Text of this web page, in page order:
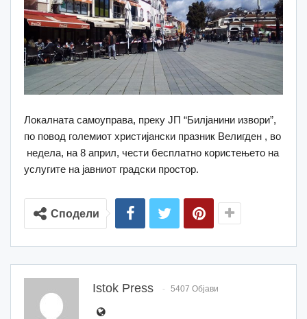
Локалната самоуправа, преку ЈП “Билјанини извори”,
по повод големиот христијански празник Велигден , во
недела, на 8 април, чести бесплатно користењето на
услугите на јавниот градски простор.
Сподели
Istok Press 5407 Објави